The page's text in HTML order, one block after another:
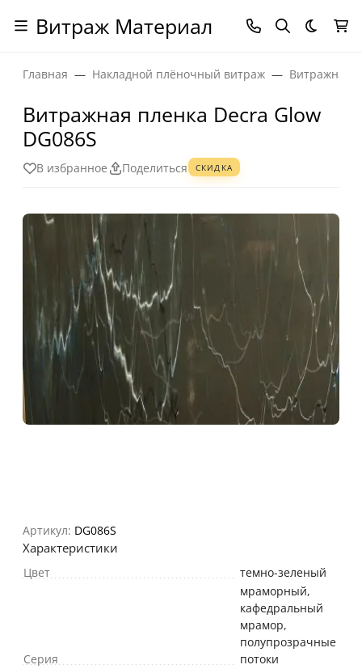
Витраж Материал Темная
Главная Накладной плёночный витраж Витражная
Витражная пленка Decra Glow
DG086S
В избранное Поделиться СКИДКА
Артикул: DG086S
Характеристики
Цвет темно-зеленый
Серия
мраморный,
кафедральный
мрамор,
полупрозрачные
потоки